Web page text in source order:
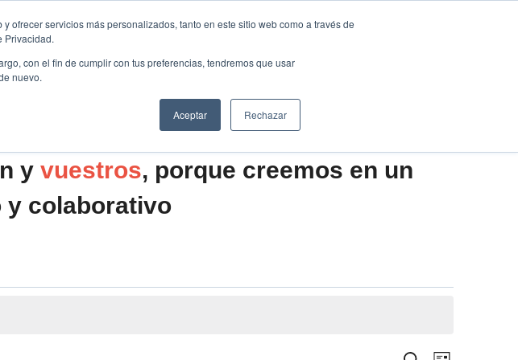
ofrecer servicios más personalizados, tanto en este sitio web como a través de
Privacidad.
con el fin de cumplir con tus preferencias, tendremos que usar
nuevo.
Aceptar Rechazar
y vuestros, porque creemos en un
y colaborativo